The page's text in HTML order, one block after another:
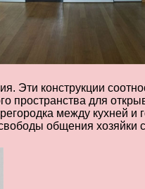
конструкции
пространства для
между кухней и
общения